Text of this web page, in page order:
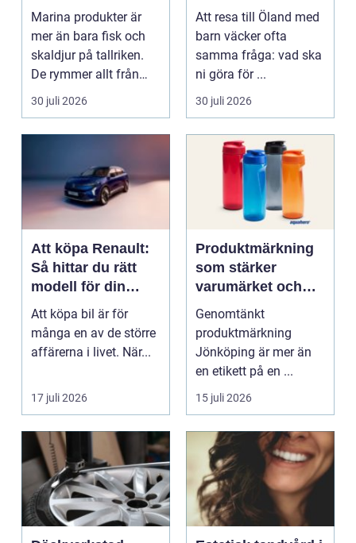
hållbara
upplevelser
Marina produkter är
mer än bara fisk och
skaldjur på tallriken.
De rymmer allt från
mat och hälsa ti...
30 juli 2026
hela familjen
Att resa till Öland med
barn väcker ofta
samma fråga: vad ska
ni göra för ...
30 juli 2026
Att köpa Renault:
Så hittar du rätt
modell för din
vardag
Att köpa bil är för
många en av de större
affärerna i livet. När...
17 juli 2026
Produktmärkning
som stärker
varumärket och
förenklar vardagen
Genomtänkt
produktmärkning
Jönköping är mer än
en etikett på en ...
15 juli 2026